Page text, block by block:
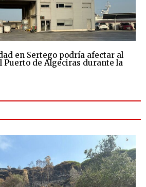
en Sertego podría afectar al
de Algeciras durante la